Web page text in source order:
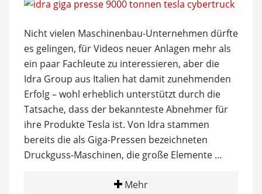
Nicht vielen Maschinenbau-Unternehmen dürfte
es gelingen, für Videos neuer Anlagen mehr als
ein paar Fachleute zu interessieren, aber die
Idra Group aus Italien hat damit zunehmenden
Erfolg – wohl erheblich unterstützt durch die
Tatsache, dass der bekannteste Abnehmer für
ihre Produkte Tesla ist. Von Idra stammen
bereits die als Giga-Pressen bezeichneten
Druckguss-Maschinen, die große Elemente …
Mehr